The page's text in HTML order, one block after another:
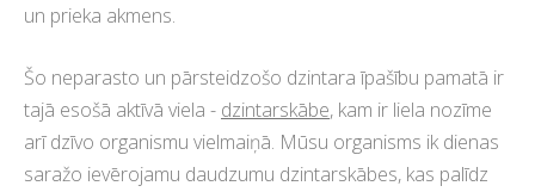
un prieka akmens.
Šo neparasto un pārsteidzošo dzintara īpašību pamatā ir
tajā esošā aktīvā viela - dzintarskābe, kam ir liela nozīme
arī dzīvo organismu vielmaiņā. Mūsu organisms ik dienas
saražo ievērojamu daudzumu dzintarskābes, kas palīdz